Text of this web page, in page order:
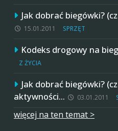
Jak dobrać biegówki?
15.01.2011 SPRZĘT
Kodeks drogowy na
Z ŻYCIA
Jak dobrać biegówki?
aktywności…
03.01.2011
więcej na ten temat >